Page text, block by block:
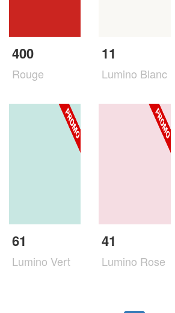
400
Rouge
11
Lumino Blanc
61
Lumino Vert
41
Lumino Rose